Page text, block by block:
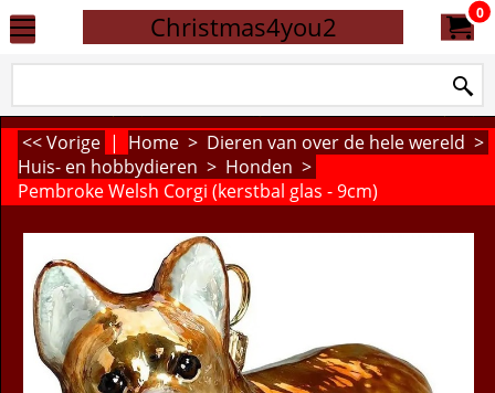
Christmas4you2 0
<< Vorige | Home > Dieren van over de hele wereld >
Huis- en hobbydieren > Honden >
Pembroke Welsh Corgi (kerstbal glas - 9cm)